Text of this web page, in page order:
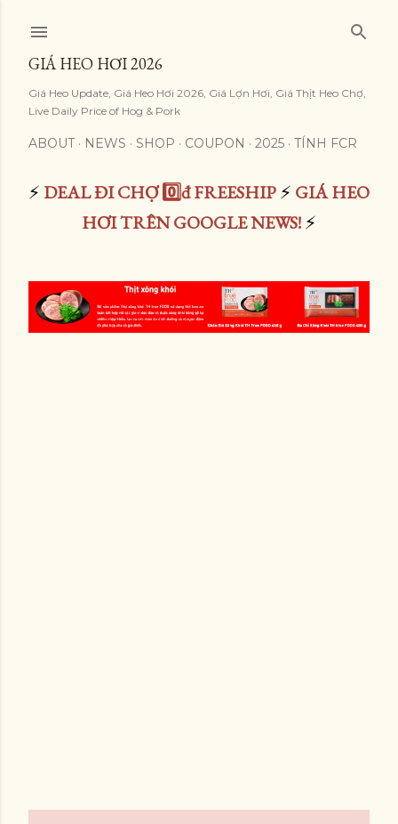
GIÁ HEO HƠI 2026
Giá Heo Update, Giá Heo Hơi 2026, Giá Lợn Hơi, Giá Thịt Heo Chợ,
Live Daily Price of Hog & Pork
ABOUT NEWS SHOP COUPON 2025 TÍNH FCR
⚡ DEAL ĐI CHỢ 0️⃣đ FREESHIP⚡ GIÁ HEO
HƠI TRÊN GOOGLE NEWS!⚡